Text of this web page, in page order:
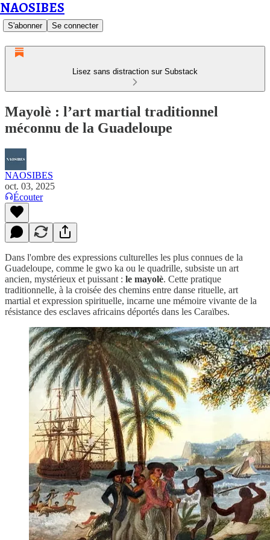
NAOSIBES
S'abonner Se connecter
Lisez sans distraction sur Substack
Mayolè : l’art martial traditionnel
méconnu de la Guadeloupe
NAOSIBES
oct. 03, 2025
Écouter
Dans l'ombre des expressions culturelles les plus connues de la
Guadeloupe, comme le gwo ka ou le quadrille, subsiste un art
ancien, mystérieux et puissant : le mayolè. Cette pratique
traditionnelle, à la croisée des chemins entre danse rituelle, art
martial et expression spirituelle, incarne une mémoire vivante de la
résistance des esclaves africains déportés dans les Caraïbes.